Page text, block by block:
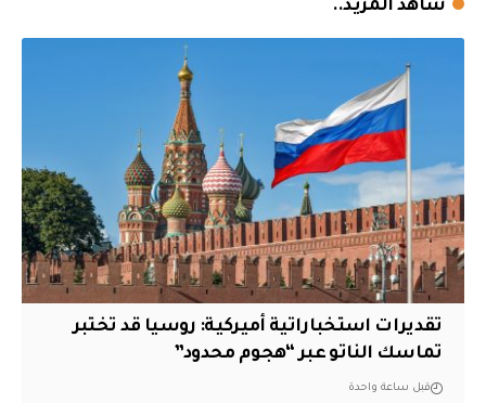
شاهد المزيد..
تقديرات استخباراتية أميركية: روسيا قد تختبر
تماسك الناتو عبر “هجوم محدود”
قبل ساعة واحدة